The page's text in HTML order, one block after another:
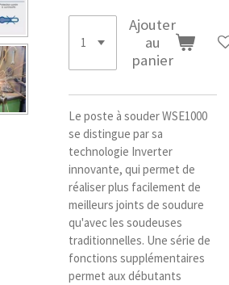
Ajouter
au
panier
Le poste à souder WSE1000
se distingue par sa
technologie Inverter
innovante, qui permet de
réaliser plus facilement de
meilleurs joints de soudure
qu'avec les soudeuses
traditionnelles. Une série de
fonctions supplémentaires
permet aux débutants